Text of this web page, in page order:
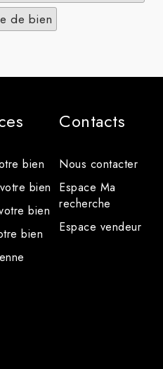
de bien
bien
bien
bien
bien
Contacts
Nous contacter
Espace Ma
recherche
Espace vendeur